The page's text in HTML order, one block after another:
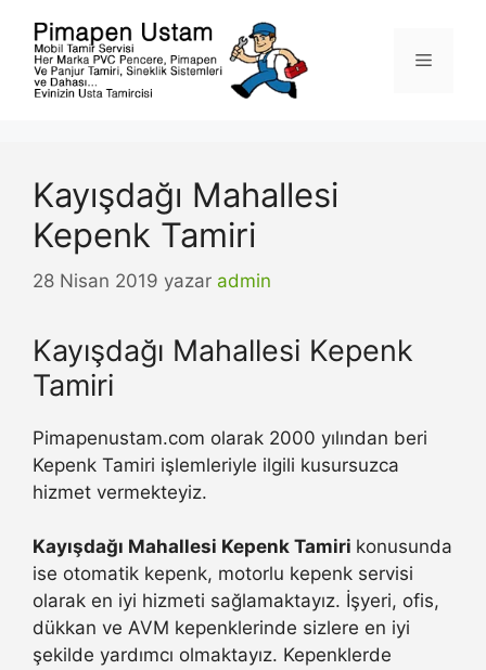
Menü
Kayışdağı Mahallesi
Kepenk Tamiri
28 Nisan 2019 yazar admin
Kayışdağı Mahallesi Kepenk
Tamiri
Pimapenustam.com olarak 2000 yılından beri
Kepenk Tamiri işlemleriyle ilgili kusursuzca
hizmet vermekteyiz.
Kayışdağı Mahallesi Kepenk Tamiri konusunda
ise otomatik kepenk, motorlu kepenk servisi
olarak en iyi hizmeti sağlamaktayız. İşyeri, ofis,
dükkan ve AVM kepenklerinde sizlere en iyi
şekilde yardımcı olmaktayız. Kepenklerde